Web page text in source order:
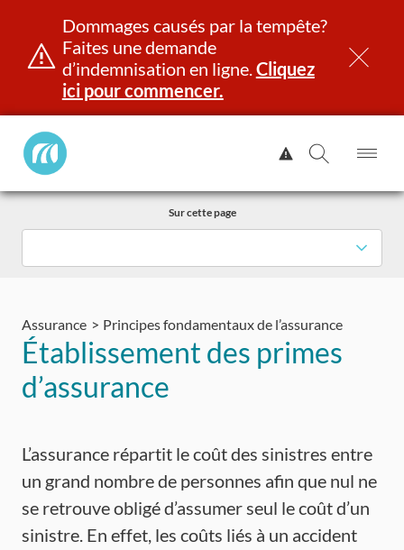
Aller
Dommages causés par la tempête?
Faites une demande
d’indemnisation en ligne.Cliquez
ici pour commencer.
Manitoba
Public
Afficher
l'alerte.
la
le
Indemnisation
Assurance Principes fondamentaux de l’assurance
Établissement des primes
d’assurance
Sur cette page
L’assurance répartit le coût des sinistres entre
un grand nombre de personnes afin que nul ne
se retrouve obligé d’assumer seul le coût d’un
sinistre. En effet, les coûts liés à un accident